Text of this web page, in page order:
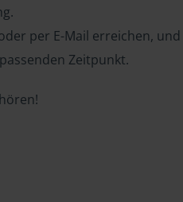
per E-Mail erreichen, und
Zeitpunkt.